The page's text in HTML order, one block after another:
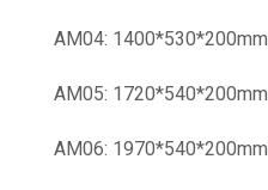
AM04: 1400*530*200mm
AM05: 1720*540*200mm
AM06: 1970*540*200mm